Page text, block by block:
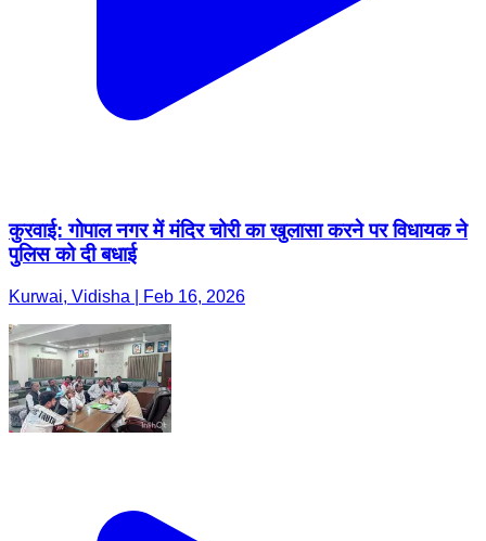
कुरवाई: गोपाल नगर में मंदिर चोरी का खुलासा करने पर विधायक ने
पुलिस को दी बधाई
Kurwai, Vidisha | Feb 16, 2026